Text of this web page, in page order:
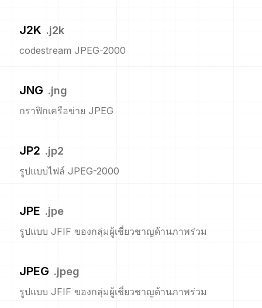
J2K .j2k
codestream JPEG-2000
JNG .jng
กราฟิกเครือข่าย JPEG
JP2 .jp2
รูปแบบไฟล์ JPEG-2000
JPE .jpe
รูปแบบ JFIF ของกลุ่มผู้เชี่ยวชาญด้านภาพร่วม
JPEG .jpeg
รูปแบบ JFIF ของกลุ่มผู้เชี่ยวชาญด้านภาพร่วม